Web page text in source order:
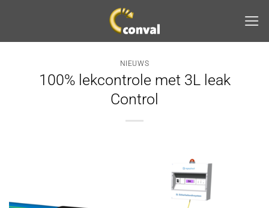
inhoud
NIEUWS
100% lekcontrole met 3L leak
Control